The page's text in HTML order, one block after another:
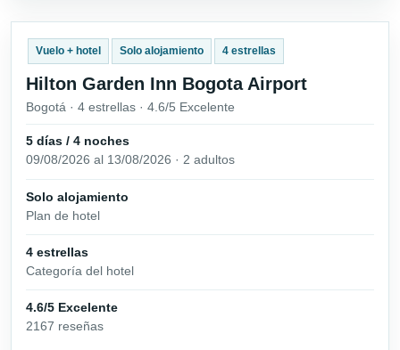
Vuelo + hotel Solo alojamiento 4 estrellas
Hilton Garden Inn Bogota Airport
Bogotá · 4 estrellas · 4.6/5 Excelente
5 días / 4 noches
09/08/2026 al 13/08/2026 · 2 adultos
Solo alojamiento
Plan de hotel
4 estrellas
Categoría del hotel
4.6/5 Excelente
2167 reseñas